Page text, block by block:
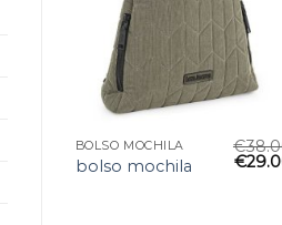
BOLSO MOCHILA
bolso mochila
€
€